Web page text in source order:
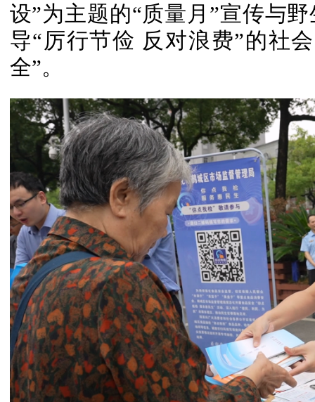
设”为主题的“质量月”宣传与
导“厉行节俭 反对浪费”的社
全”。